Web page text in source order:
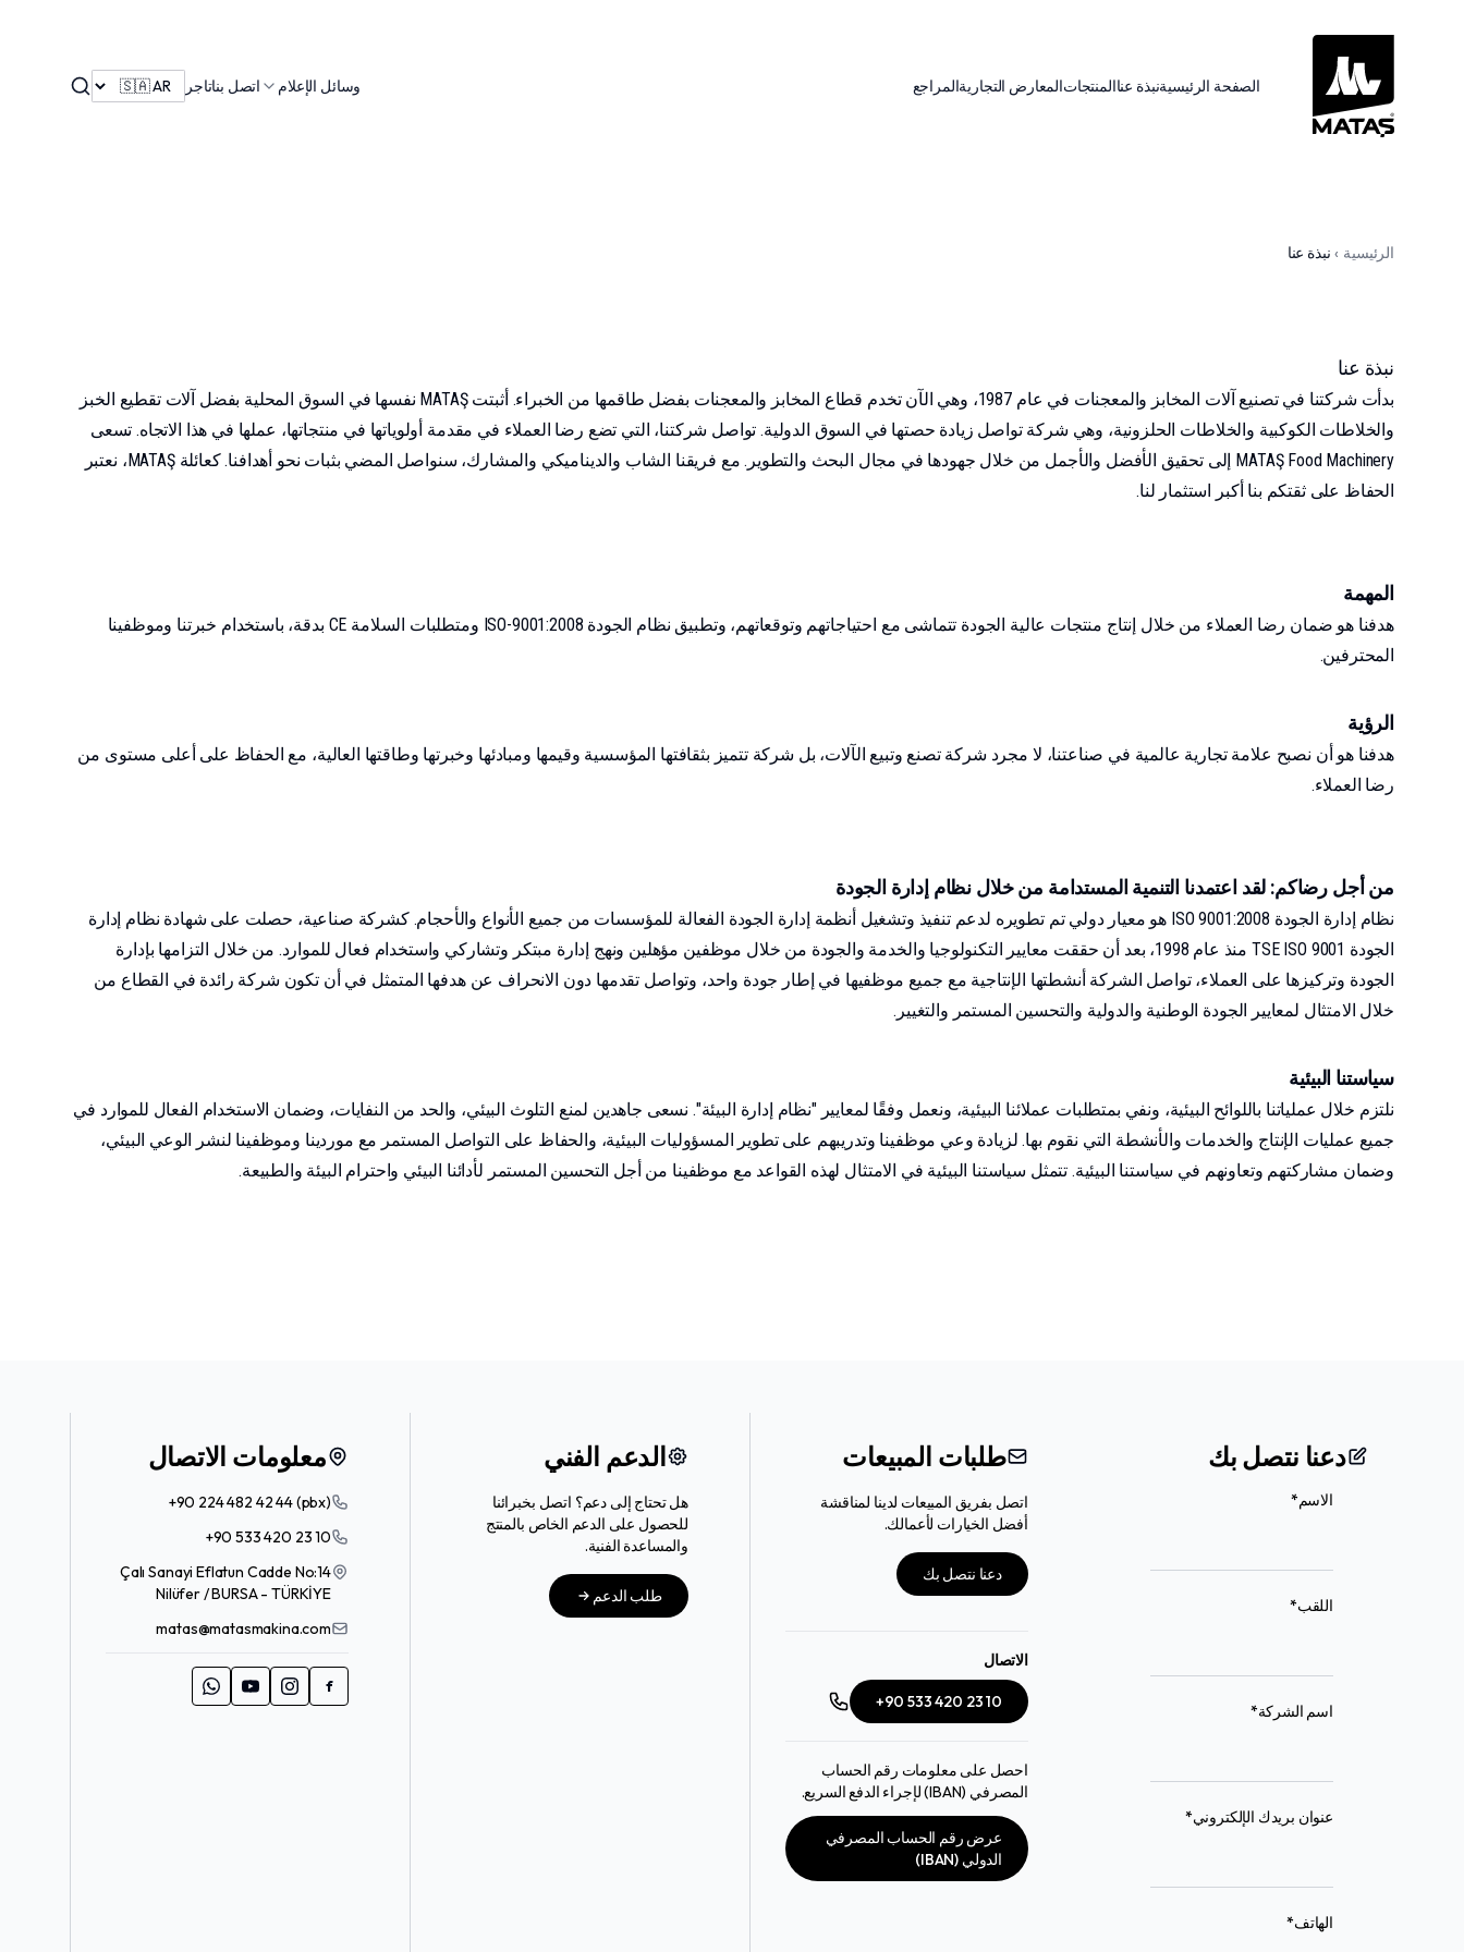
الصفحة الرئيسيةنبذة عناالمنتجاتالمعارض التجاريةالمراجع وسائل الإعلام اتصل بناتاجر Search
الرئيسية › نبذة عنا
نبذة عنا
بدأت شركتنا في تصنيع آلات المخابز والمعجنات في عام 1987، وهي الآن تخدم قطاع المخابز والمعجنات بفضل طاقمها من الخبراء. أثبتت MATAŞ نفسها في السوق المحلية بفضل آلات تقطيع الخبز
والخلاطات الكوكبية والخلاطات الحلزونية، وهي شركة تواصل زيادة حصتها في السوق الدولية. تواصل شركتنا، التي تضع رضا العملاء في مقدمة أولوياتها في منتجاتها، عملها في هذا الاتجاه. تسعى
MATAŞ Food Machinery إلى تحقيق الأفضل والأجمل من خلال جهودها في مجال البحث والتطوير. مع فريقنا الشاب والديناميكي والمشارك، سنواصل المضي بثبات نحو أهدافنا. كعائلة MATAŞ، نعتبر
الحفاظ على ثقتكم بنا أكبر استثمار لنا.
المهمة
هدفنا هو ضمان رضا العملاء من خلال إنتاج منتجات عالية الجودة تتماشى مع احتياجاتهم وتوقعاتهم، وتطبيق نظام الجودة ISO-9001:2008 ومتطلبات السلامة CE بدقة، باستخدام خبرتنا وموظفينا
المحترفين.
الرؤية
هدفنا هو أن نصبح علامة تجارية عالمية في صناعتنا، لا مجرد شركة تصنع وتبيع الآلات، بل شركة تتميز بثقافتها المؤسسية وقيمها ومبادئها وخبرتها وطاقتها العالية، مع الحفاظ على أعلى مستوى من
رضا العملاء.
من أجل رضاكم: لقد اعتمدنا التنمية المستدامة من خلال نظام إدارة الجودة
نظام إدارة الجودة ISO 9001:2008 هو معيار دولي تم تطويره لدعم تنفيذ وتشغيل أنظمة إدارة الجودة الفعالة للمؤسسات من جميع الأنواع والأحجام. كشركة صناعية، حصلت على شهادة نظام إدارة
الجودة TSE ISO 9001 منذ عام 1998، بعد أن حققت معايير التكنولوجيا والخدمة والجودة من خلال موظفين مؤهلين ونهج إدارة مبتكر وتشاركي واستخدام فعال للموارد. من خلال التزامها بإدارة
الجودة وتركيزها على العملاء، تواصل الشركة أنشطتها الإنتاجية مع جميع موظفيها في إطار جودة واحد، وتواصل تقدمها دون الانحراف عن هدفها المتمثل في أن تكون شركة رائدة في القطاع من
خلال الامتثال لمعايير الجودة الوطنية والدولية والتحسين المستمر والتغيير.
سياستنا البيئية
نلتزم خلال عملياتنا باللوائح البيئية، ونفي بمتطلبات عملائنا البيئية، ونعمل وفقًا لمعايير "نظام إدارة البيئة". نسعى جاهدين لمنع التلوث البيئي، والحد من النفايات، وضمان الاستخدام الفعال للموارد في
جميع عمليات الإنتاج والخدمات والأنشطة التي نقوم بها. لزيادة وعي موظفينا وتدريبهم على تطوير المسؤوليات البيئية، والحفاظ على التواصل المستمر مع موردينا وموظفينا لنشر الوعي البيئي،
وضمان مشاركتهم وتعاونهم في سياستنا البيئية. تتمثل سياستنا البيئية في الامتثال لهذه القواعد مع موظفينا من أجل التحسين المستمر لأدائنا البيئي واحترام البيئة والطبيعة.
دعنا نتصل بك
الاسم*
(required)
اللقب*
(required)
اسم الشركة*
(required)
عنوان بريدك الإلكتروني*
(required)
الهاتف*
(required)
طلبات المبيعات
اتصل بفريق المبيعات لدينا لمناقشة
أفضل الخيارات لأعمالك.
دعنا نتصل بك
الاتصال
+90 533 420 23 10
احصل على معلومات رقم الحساب
المصرفي (IBAN) لإجراء الدفع السريع.
عرض رقم الحساب المصرفي
الدولي (IBAN)
الدعم الفني
هل تحتاج إلى دعم؟ اتصل بخبرائنا
للحصول على الدعم الخاص بالمنتج
والمساعدة الفنية.
طلب الدعم
معلومات الاتصال
+90 224 482 42 44 (pbx)
+90 533 420 23 10
Çalı Sanayi Eflatun Cadde No:14
Nilüfer / BURSA - TÜRKİYE
matas@matasmakina.com
f